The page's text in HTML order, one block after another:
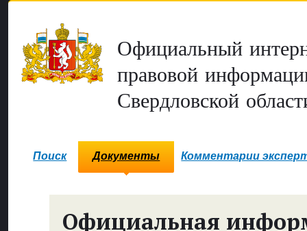
Официальный
правовой
Свердловской
Поиск Документы Комментарии
Официальная